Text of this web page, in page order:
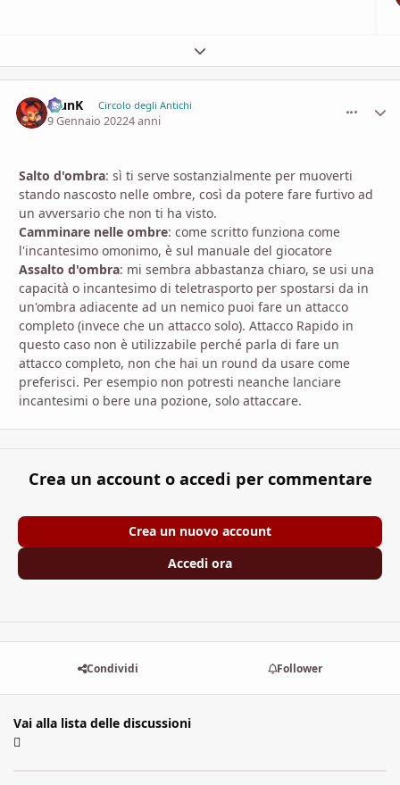
Espandi panoramica del topic
KlunK Circolo degli Antichi
9 Gennaio 20224 anni
Salto d'ombra: sì ti serve sostanzialmente per muoverti
stando nascosto nelle ombre, così da potere fare furtivo ad
un avversario che non ti ha visto.
Camminare nelle ombre: come scritto funziona come
l'incantesimo omonimo, è sul manuale del giocatore
Assalto d'ombra: mi sembra abbastanza chiaro, se usi una
capacità o incantesimo di teletrasporto per spostarsi da in
un'ombra adiacente ad un nemico puoi fare un attacco
completo (invece che un attacco solo). Attacco Rapido in
questo caso non è utilizzabile perché parla di fare un
attacco completo, non che hai un round da usare come
preferisci. Per esempio non potresti neanche lanciare
incantesimi o bere una pozione, solo attaccare.
Crea un account o accedi per commentare
Crea un nuovo account
Accedi ora
Condividi Follower
Vai alla lista delle discussioni